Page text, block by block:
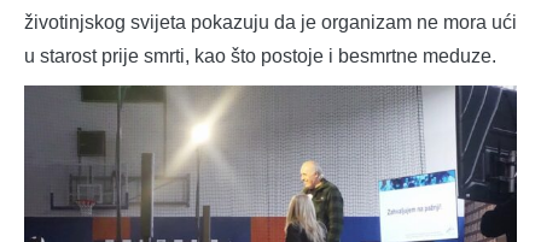
životinjskog svijeta pokazuju da je organizam ne mora ući
u starost prije smrti, kao što postoje i besmrtne meduze.